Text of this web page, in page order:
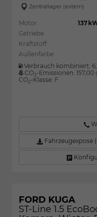
Zentrallager (extern)
Motor
137
Getriebe
Kraftstoff
Außenfarbe
Verbrauch kombiniert:
CO2-Emissionen: 157,00
CO2-Klasse: F
Fahrzeugexpose
FORD KUGA
ST-Line 1.5